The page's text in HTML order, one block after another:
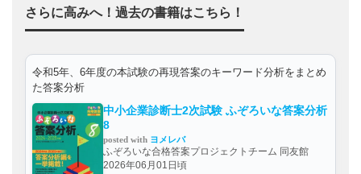
さらに高みへ！過去の書籍はこちら！
令和5年、6年度の本試験の再現答案のキーワード分析をまとめ
た答案分析
中小企業診断士2次試験 ふぞろいな答案分析
8
posted with ヨメレバ
ふぞろいな合格答案プロジェクトチーム 同友館
2026年06月01日頃